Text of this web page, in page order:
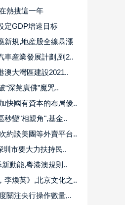
熱搜這一年
定GDP增速目标
新規,地産股全線暴漲
車産業發展計劃,到2..
澳大灣區建設2021..
“深莞廣佛”魔咒..
快國有資本的布局優..
秒變"相親角",基金..
約談美團等外賣平台..
圳市要大力扶持民..
動能,粵港澳規則..
李煥英》,北京文化之..
關注央行操作數量,..